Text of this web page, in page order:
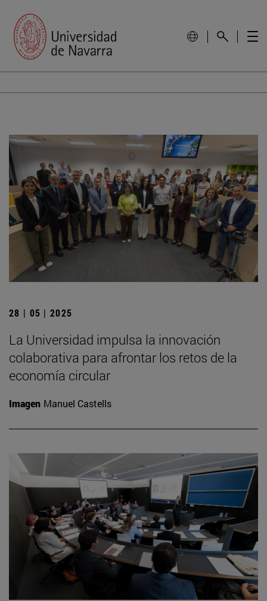
28 | 05 | 2025
La Universidad impulsa la innovación
colaborativa para afrontar los retos de la
economía circular
Imagen Manuel Castells